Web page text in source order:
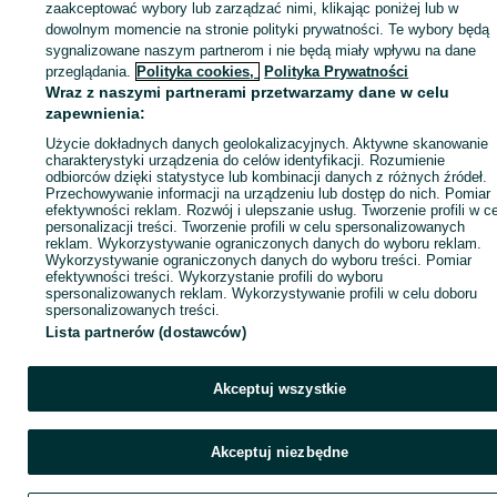
ID:1015649283 Wyświetlenia:
Zadzwoń / SMS
zaakceptować wybory lub zarządzać nimi, klikając poniżej lub w
dowolnym momencie na stronie polityki prywatności. Te wybory będą
sygnalizowane naszym partnerom i nie będą miały wpływu na dane
przeglądania. Polityka cookies, Polityka Prywatności
Wraz z naszymi partnerami przetwarzamy dane w celu
zapewnienia:
Użycie dokładnych danych geolokalizacyjnych. Aktywne skanowanie
charakterystyki urządzenia do celów identyfikacji. Rozumienie
odbiorców dzięki statystyce lub kombinacji danych z różnych źródeł.
Przechowywanie informacji na urządzeniu lub dostęp do nich. Pomiar
efektywności reklam. Rozwój i ulepszanie usług. Tworzenie profili w
personalizacji treści. Tworzenie profili w celu spersonalizowanych
reklam. Wykorzystywanie ograniczonych danych do wyboru reklam.
Wykorzystywanie ograniczonych danych do wyboru treści. Pomiar
efektywności treści. Wykorzystanie profili do wyboru
spersonalizowanych reklam. Wykorzystywanie profili w celu doboru
spersonalizowanych treści.
Lista partnerów (dostawców)
Akceptuj wszystkie
Akceptuj niezbędne